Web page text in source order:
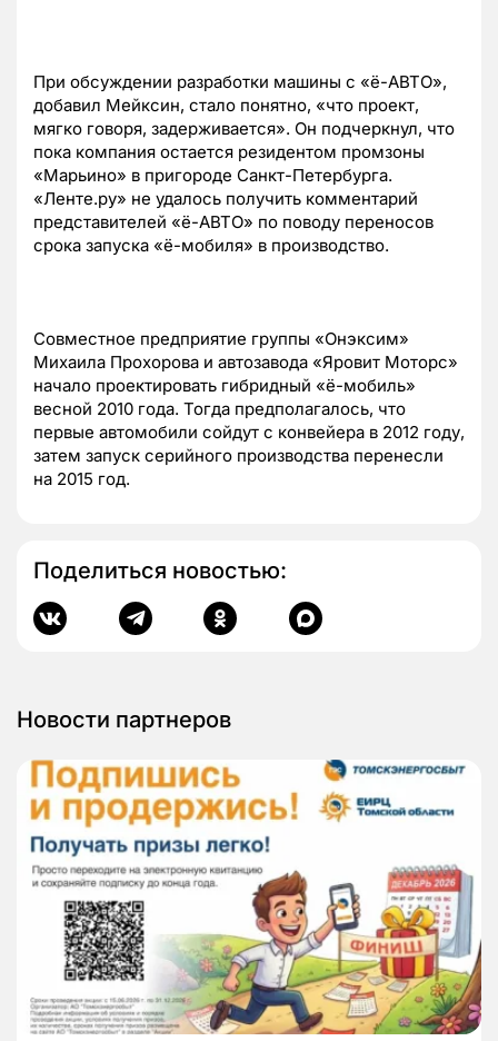
При обсуждении разработки машины с «ё-АВТО»,
добавил Мейксин, стало понятно, «что проект,
мягко говоря, задерживается». Он подчеркнул, что
пока компания остается резидентом промзоны
«Марьино» в пригороде Санкт-Петербурга.
«Ленте.ру» не удалось получить комментарий
представителей «ё-АВТО» по поводу переносов
срока запуска «ё-мобиля» в производство.
Совместное предприятие группы «Онэксим»
Михаила Прохорова и автозавода «Яровит Моторс»
начало проектировать гибридный «ё-мобиль»
весной 2010 года. Тогда предполагалось, что
первые автомобили сойдут с конвейера в 2012 году,
затем запуск серийного производства перенесли
на 2015 год.
Поделиться новостью:
Новости партнеров